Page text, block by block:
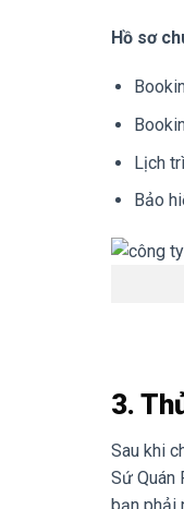
Hồ sơ
Lịch
Bảo
3.
Sau khi
Sứ Quán